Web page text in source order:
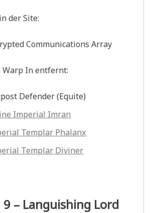
der Site:
Communications Array
Warp In entfernt:
Defender (Equite)
Imperial Imran
Templar Phalanx
Templar Diviner
9 – Languishing Lord